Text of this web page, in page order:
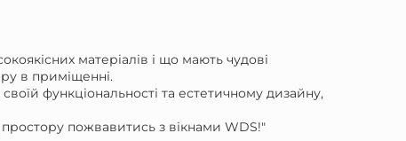
матеріалів і що мають чудові
в приміщенні.
функціональності та естетичному дизайну,
пожвавитись з вікнами WDS!"